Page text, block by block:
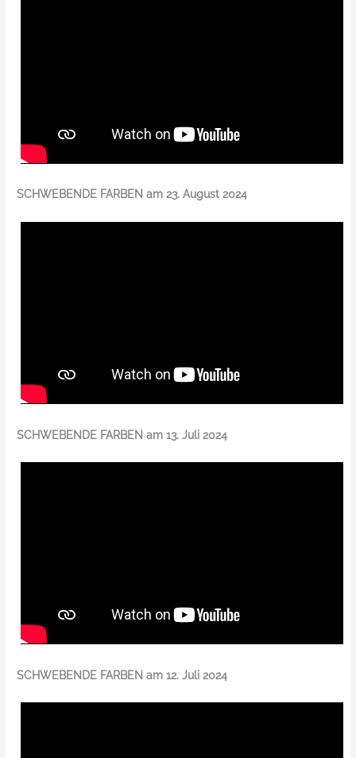
SCHWEBENDE FARBEN am 23. August 2024
SCHWEBENDE FARBEN am 13. Juli 2024
SCHWEBENDE FARBEN am 12. Juli 2024